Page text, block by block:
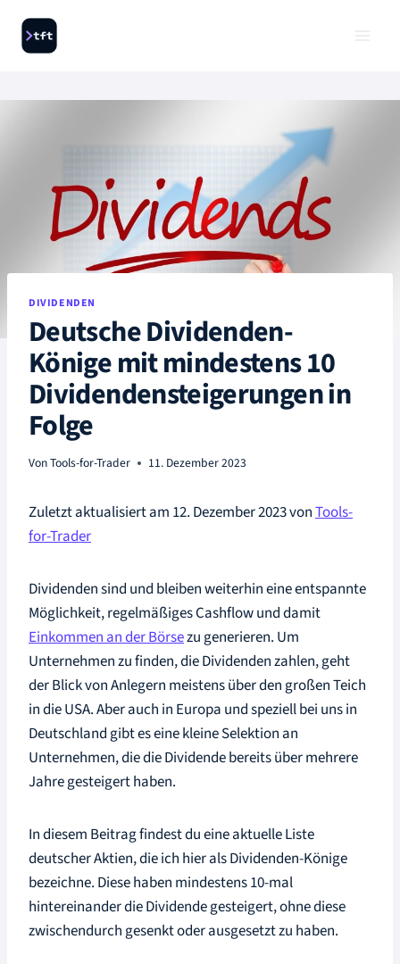
Inhalt
springen
DIVIDENDEN
Deutsche Dividenden-
Könige mit mindestens 10
Dividendensteigerungen in
Folge
VonTools-for-Trader 11. Dezember 2023
Zuletzt aktualisiert am 12. Dezember 2023 vonTools-
for-Trader
Dividenden sind und bleiben weiterhin eine entspannte
Möglichkeit, regelmäßiges Cashflow und damit
Einkommen an der Börsezu generieren. Um
Unternehmen zu finden, die Dividenden zahlen, geht
der Blick von Anlegern meistens über den großen Teich
in die USA. Aber auch in Europa und speziell bei uns in
Deutschland gibt es eine kleine Selektion an
Unternehmen, die die Dividende bereits über mehrere
Jahre gesteigert haben.
In diesem Beitrag findest du eine aktuelle Liste
deutscher Aktien, die ich hier als Dividenden-Könige
bezeichne. Diese haben mindestens 10-mal
hintereinander die Dividende gesteigert, ohne diese
zwischendurch gesenkt oder ausgesetzt zu haben.